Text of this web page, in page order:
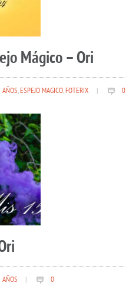
Mágico – Ori
AÑOS,ESPEJO MAGICO,FOTERIX 0
AÑOS 0